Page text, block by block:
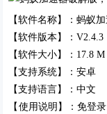
【软件名称】：蚂蚁
【软件版本】：V2.4.3
【软件大小】：17.8 M
【支持系统】：安卓
【支持语言】：中文
【使用说明】：免登